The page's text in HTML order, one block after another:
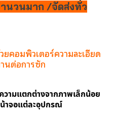
ำนวนมาก /จัดส่งทั่ว
คอมพิวเตอร์ความละเอียด
นต่อการซัก
วามแตกต่างจากภาพเล็กน้อย
าจอแต่ละอุปกรณ์